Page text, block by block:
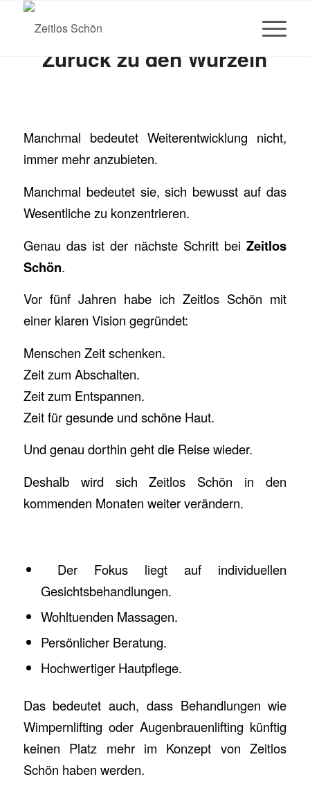
Zurück zu den Wurzeln
Manchmal bedeutet Weiterentwicklung nicht,
immer mehr anzubieten.
Manchmal bedeutet sie, sich bewusst auf das
Wesentliche zu konzentrieren.
Genau das ist der nächste Schritt beiZeitlos
Schön.
Vor fünf Jahren habe ich Zeitlos Schön mit
einer klaren Vision gegründet:
Menschen Zeit schenken.
Zeit zum Abschalten.
Zeit zum Entspannen.
Zeit für gesunde und schöne Haut.
Und genau dorthin geht die Reise wieder.
Deshalb wird sich Zeitlos Schön in den
kommenden Monaten weiter verändern.
Der Fokus liegt auf individuellen
Gesichtsbehandlungen.
Wohltuenden Massagen.
Persönlicher Beratung.
Hochwertiger Hautpflege.
Das bedeutet auch, dass Behandlungen wie
Wimpernlifting oder Augenbrauenlifting künftig
keinen Platz mehr im Konzept von Zeitlos
Schön haben werden.